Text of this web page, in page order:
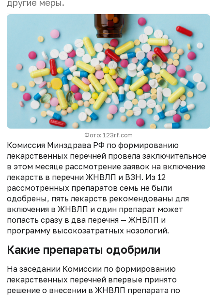
другие меры.
Фото: 123rf.com
Комиссия Минздрава РФ по формированию
лекарственных перечней провела заключительное
в этом месяце рассмотрение заявок на включение
лекарств в перечни ЖНВЛП и ВЗН. Из 12
рассмотренных препаратов семь не были
одобрены, пять лекарств рекомендованы для
включения в ЖНВЛП и один препарат может
попасть сразу в два перечня — ЖНВЛП и
программу высокозатратных нозологий.
Какие препараты одобрили
На заседании Комиссии по формированию
лекарственных перечней впервые принято
решение о внесении в ЖНВЛП препарата по